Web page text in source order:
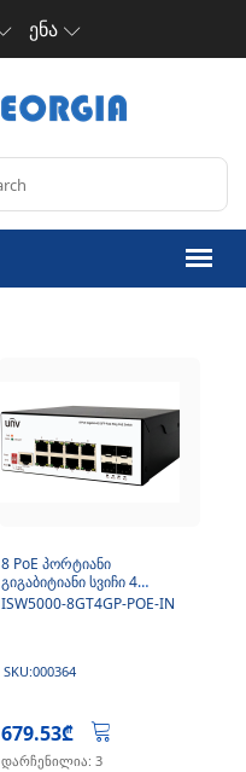
ენა
8 PoE პორტიანი
გიგაბიტიანი სვიჩი 4
გიგაბიტი SFP აპლინკით
ISW5000-8GT4GP-POE-IN
SKU:000364
679.53₾
დარჩენილია: 3